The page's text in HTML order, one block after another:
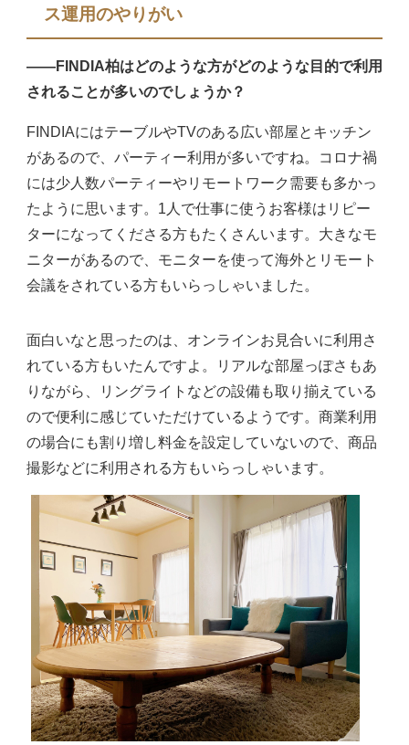
ス運用のやりがい
――FINDIA柏はどのような方がどのような目的で利用
されることが多いのでしょうか？
FINDIAにはテーブルやTVのある広い部屋とキッチン
があるので、パーティー利用が多いですね。コロナ禍
には少人数パーティーやリモートワーク需要も多かっ
たように思います。1人で仕事に使うお客様はリピー
ターになってくださる方もたくさんいます。大きなモ
ニターがあるので、モニターを使って海外とリモート
会議をされている方もいらっしゃいました。
面白いなと思ったのは、オンラインお見合いに利用さ
れている方もいたんですよ。リアルな部屋っぽさもあ
りながら、リングライトなどの設備も取り揃えている
ので便利に感じていただけているようです。商業利用
の場合にも割り増し料金を設定していないので、商品
撮影などに利用される方もいらっしゃいます。